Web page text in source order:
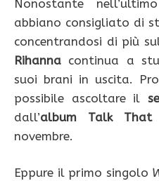
Nonostante
abbiano consigliato di
concentrandosi di più
Rihanna continua a
suoi brani in uscita.
possibile ascoltare il
dall’album Talk That
novembre.
Eppure il primo singolo